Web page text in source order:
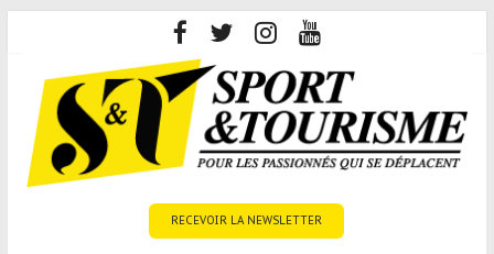
content
RECEVOIR LA NEWSLETTER